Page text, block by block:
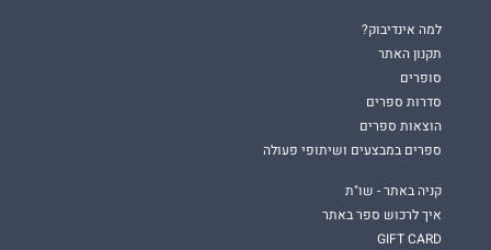
למה אינדיבוק?
תקנון האתר
סופרים
סדרות ספרים
הוצאות ספרים
ספרים במבצעים ושיתופי פעולה
קניה באתר - שו"ת
איך לרכוש ספר באתר
GIFT CARD